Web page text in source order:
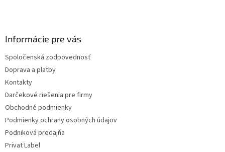
Informácie pre vás
Spoločenská zodpovednosť
Doprava a platby
Kontakty
Darčekové riešenia pre firmy
Obchodné podmienky
Podmienky ochrany osobných údajov
Podniková predajňa
Privat Label